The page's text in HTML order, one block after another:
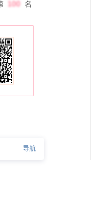
名
导航